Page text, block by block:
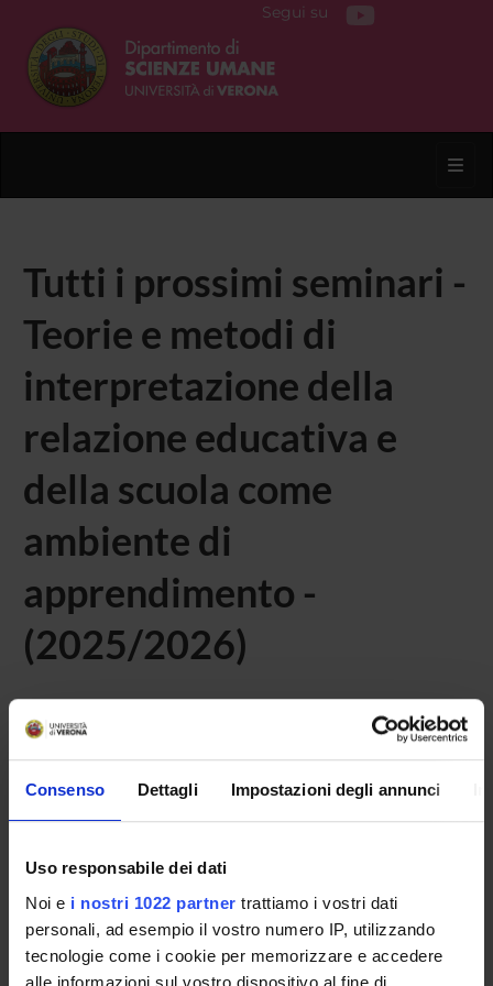
Consenso Dettagli Impostazioni degli annunci
Uso responsabile dei dati
Noi e i nostri 1022 partner trattiamo i vostri dati
personali, ad esempio il vostro numero IP, utilizzando
tecnologie come i cookie per memorizzare e accedere
alle informazioni sul vostro dispositivo al fine di
Segui su
Tutti i prossimi seminari -
Teorie e metodi di
interpretazione della
relazione educativa e
della scuola come
ambiente di
apprendimento -
(2025/2026)
Home
Non è stato trovato alcun seminario relativo
all'insegnamento Teorie e metodi di interpretazione della
apprendimento.
OFFERTA FORMATIVA